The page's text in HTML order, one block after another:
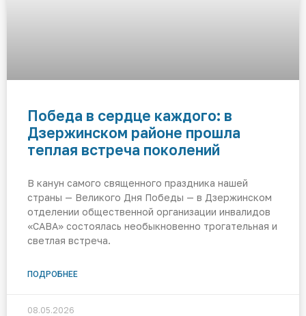
Победа в сердце каждого: в
Дзержинском районе прошла
теплая встреча поколений
В канун самого священного праздника нашей
страны — Великого Дня Победы — в Дзержинском
отделении общественной организации инвалидов
«САВА» состоялась необыкновенно трогательная и
светлая встреча.
ПОДРОБНЕЕ
08.05.2026